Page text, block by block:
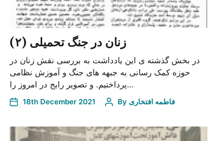
زنان در جنگ تحمیلی (۲)
در بخش گذشته ی این یادداشت به بررسی نقش زنان در
حوزه کمک رسانی به جبهه های جنگ و آموزش نظامی
پرداختیم. و تصویر رایج در امروز را…
18th December 2021 By فاطمه افتخاری